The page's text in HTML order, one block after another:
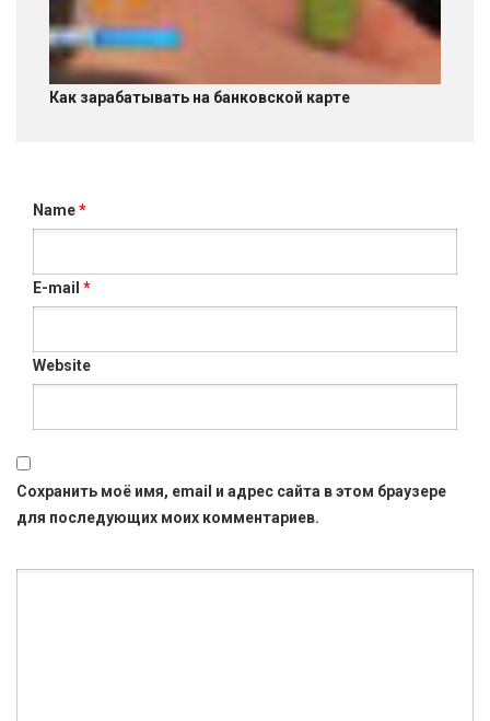
Как зарабатывать на банковской карте
Name*
E-mail *
Website
Сохранить моё имя, email и адрес сайта в этом браузере
для последующих моих комментариев.